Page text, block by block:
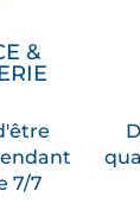
&
7/7